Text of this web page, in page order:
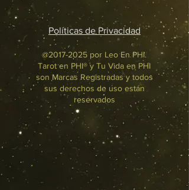
Políticas de Privacidad
@2017-2025 por Leo En PHI.
Tarot en PHI® y Tu Vida en PHI
son Marcas Registradas y todos
sus derechos de uso están
reservados